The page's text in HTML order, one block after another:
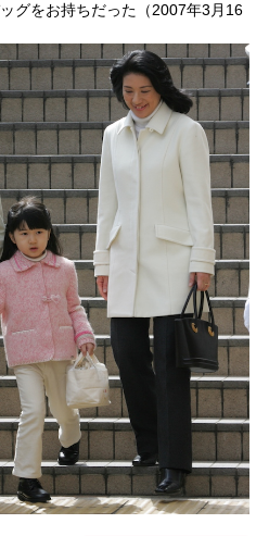
グをお持ちだった（2007年3月16